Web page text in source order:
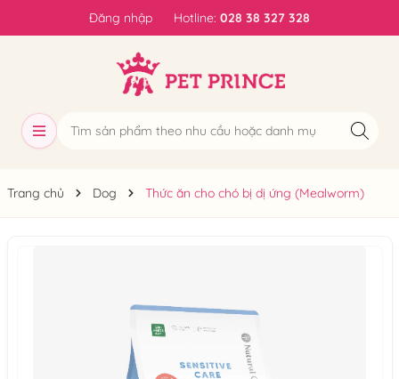
Đăng nhập Hotline: 028 38 327 328
Trang chủ Dog Thức ăn cho chó bị dị ứng (Mealworm)